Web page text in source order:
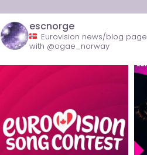
escnorge
Eurovision news/blog page
with @ogae_norway